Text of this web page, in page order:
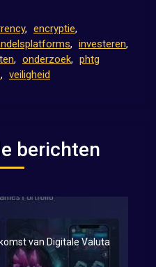
, encryptie,
, investeren,
, onderzoek, phtg
, veiligheid
berichten
van Digitale Valuta